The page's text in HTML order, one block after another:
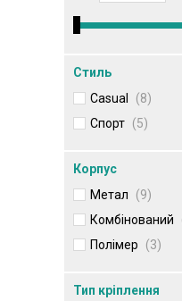
Стиль
Casual
(8)
Спорт (5)
Корпус
Метал
(9)
Комбінований
Полімер
(3)
Тип кріплення